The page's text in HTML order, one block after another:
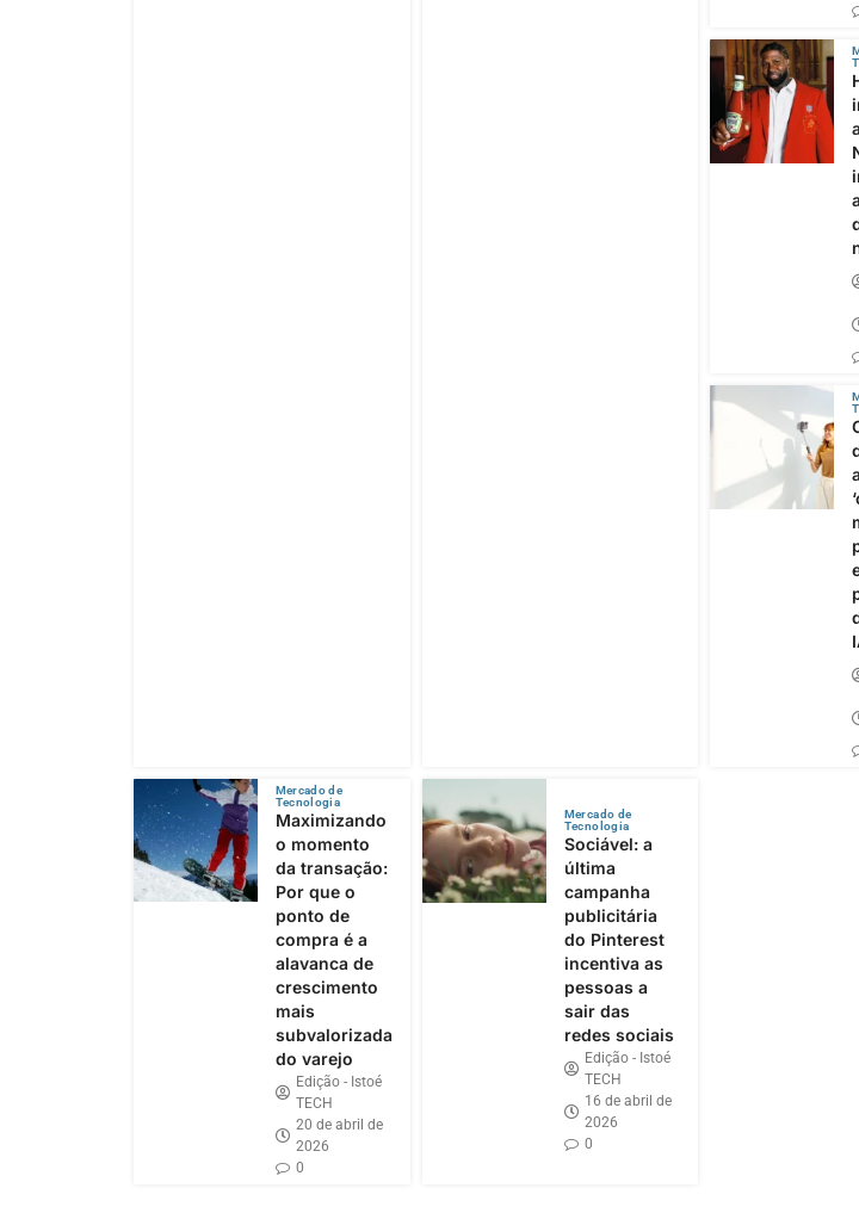
Mercado de
Tecnologia
Maximizando
o momento
da transação:
Por que o
ponto de
compra é a
alavanca de
crescimento
mais
subvalorizada
do varejo
Edição - Istoé
TECH
20 de abril de
2026
0
Mercado de
Tecnologia
Sociável: a
última
campanha
publicitária
do Pinterest
incentiva as
pessoas a
sair das
redes sociais
Edição - Istoé
TECH
16 de abril de
2026
0